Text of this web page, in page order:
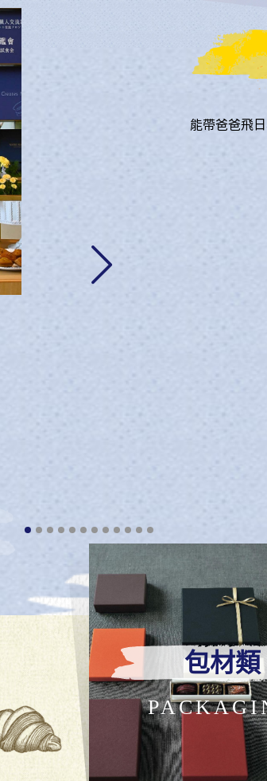
帶你突破侷限— 能帶爸爸飛
包材類